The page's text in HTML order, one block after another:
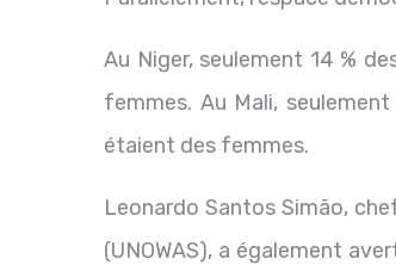
Au Niger, seulement 14 %
femmes. Au Mali,
étaient des femmes.
Leonardo Santos Simão,
(UNOWAS), a également